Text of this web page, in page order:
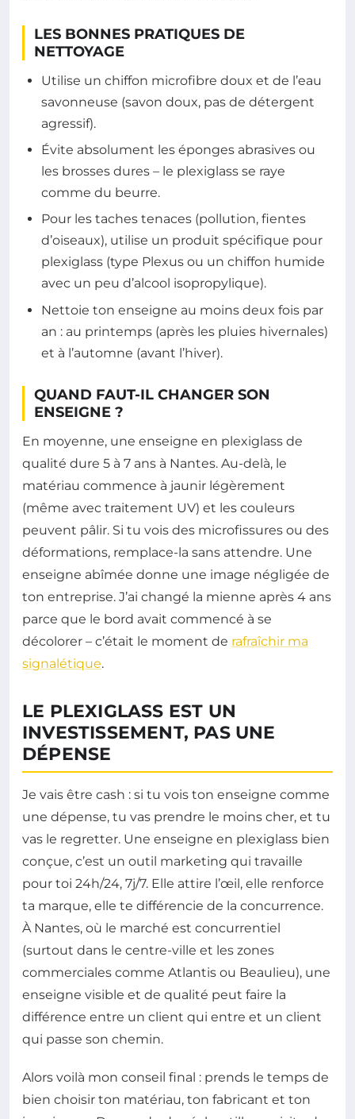
LES BONNES PRATIQUES DE
NETTOYAGE
Utilise un chiffon microfibre doux et de l’eau
savonneuse (savon doux, pas de détergent
agressif).
Évite absolument les éponges abrasives ou
les brosses dures – le plexiglass se raye
comme du beurre.
Pour les taches tenaces (pollution, fientes
d’oiseaux), utilise un produit spécifique pour
plexiglass (type Plexus ou un chiffon humide
avec un peu d’alcool isopropylique).
Nettoie ton enseigne au moins deux fois par
an : au printemps (après les pluies hivernales)
et à l’automne (avant l’hiver).
QUAND FAUT-IL CHANGER SON
ENSEIGNE ?
En moyenne, une enseigne en plexiglass de
qualité dure 5 à 7 ans à Nantes. Au-delà, le
matériau commence à jaunir légèrement
(même avec traitement UV) et les couleurs
peuvent pâlir. Si tu vois des microfissures ou des
déformations, remplace-la sans attendre. Une
enseigne abîmée donne une image négligée de
ton entreprise. J’ai changé la mienne après 4 ans
parce que le bord avait commencé à se
décolorer – c’était le moment de rafraîchir ma
signalétique.
LE PLEXIGLASS EST UN
INVESTISSEMENT, PAS UNE
DÉPENSE
Je vais être cash : si tu vois ton enseigne comme
une dépense, tu vas prendre le moins cher, et tu
vas le regretter. Une enseigne en plexiglass bien
conçue, c’est un outil marketing qui travaille
pour toi 24h/24, 7j/7. Elle attire l’œil, elle renforce
ta marque, elle te différencie de la concurrence.
À Nantes, où le marché est concurrentiel
(surtout dans le centre-ville et les zones
commerciales comme Atlantis ou Beaulieu), une
enseigne visible et de qualité peut faire la
différence entre un client qui entre et un client
qui passe son chemin.
Alors voilà mon conseil final : prends le temps de
bien choisir ton matériau, ton fabricant et ton